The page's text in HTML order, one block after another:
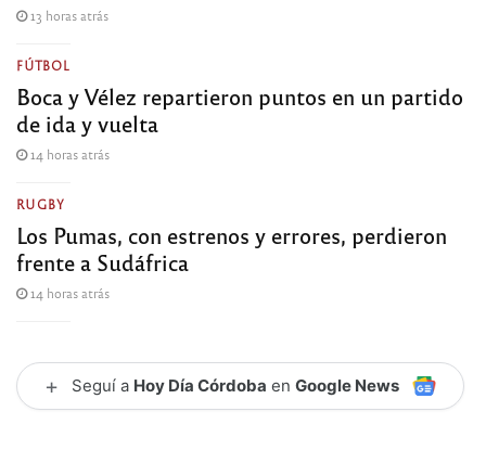
13 horas atrás
FÚTBOL
Boca y Vélez repartieron puntos en un partido
de ida y vuelta
14 horas atrás
RUGBY
Los Pumas, con estrenos y errores, perdieron
frente a Sudáfrica
14 horas atrás
+ Seguí a Hoy Día Córdoba en Google News